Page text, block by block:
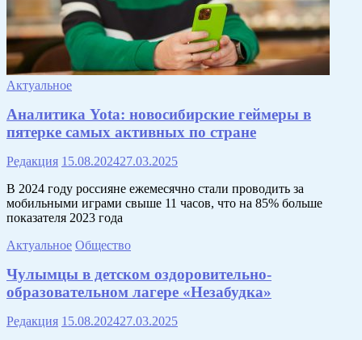
Актуальное
Аналитика Yota: новосибирские геймеры в
пятерке самых активных по стране
Редакция 15.08.202427.03.2025
В 2024 году россияне ежемесячно стали проводить за
мобильными играми свыше 11 часов, что на 85% больше
показателя 2023 года
Актуальное Общество
Чулымцы в детском оздоровительно-
образовательном лагере «Незабудка»
Редакция 15.08.202427.03.2025